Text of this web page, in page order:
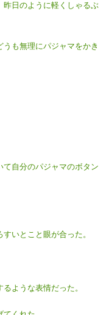
昨日のように軽くしゃるぶ
も無理にパジャマをかき
自分のパジャマのボタン
いとこと眼が合った。
ような表情だった。